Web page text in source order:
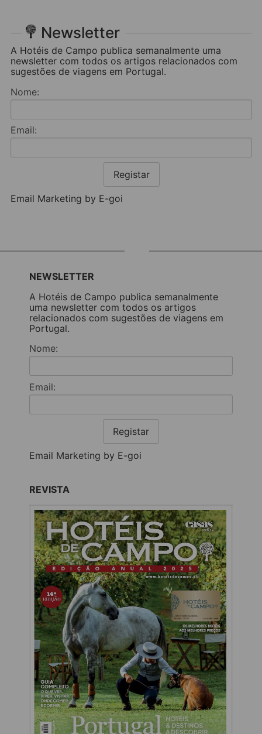
Newsletter
A Hotéis de Campo publica semanalmente uma
newsletter com todos os artigos relacionados com
sugestões de viagens em Portugal.
Nome:
Email:
Registar
Email Marketing by E-goi
NEWSLETTER
A Hotéis de Campo publica semanalmente
uma newsletter com todos os artigos
relacionados com sugestões de viagens em
Portugal.
Nome:
Email:
Registar
Email Marketing by E-goi
REVISTA